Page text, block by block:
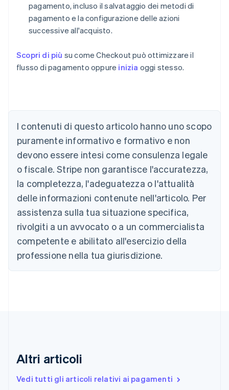
pagamento, incluso il salvataggio dei metodi di
pagamento e la configurazione delle azioni
successive all'acquisto.
Scopri di più su come Checkout può ottimizzare il
flusso di pagamento oppure inizia oggi stesso.
I contenuti di questo articolo hanno uno scopo
puramente informativo e formativo e non
devono essere intesi come consulenza legale
o fiscale. Stripe non garantisce l'accuratezza,
la completezza, l'adeguatezza o l'attualità
delle informazioni contenute nell'articolo. Per
assistenza sulla tua situazione specifica,
rivolgiti a un avvocato o a un commercialista
competente e abilitato all'esercizio della
professione nella tua giurisdizione.
Altri articoli
Vedi tutti gli articoli relativi ai pagamenti
English
Austria
Deutsch English
Belgio
NederlandsFrançaisDeutschEnglish
PortuguêsEnglish
Bulgaria
English
Canada
English Français
Cina continentale
Cipro
English
EnglishSvenska
FrançaisEnglish